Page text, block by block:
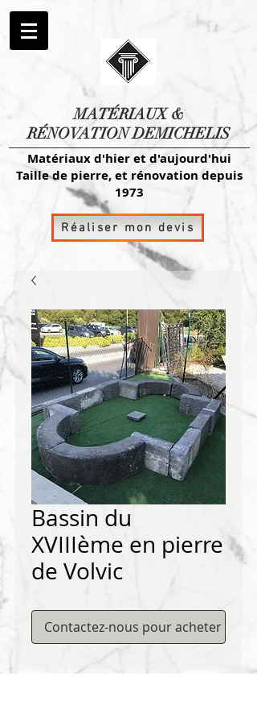
MATÉRIAUX&
RÉNOVATION DEMICHELIS
Matériaux d'hier et d'aujourd'hui
Taille de pierre, et rénovation depuis
1973
Réaliser mon devis
Bassin du
XVIIIème en pierre
de Volvic
Contactez-nous pour acheter